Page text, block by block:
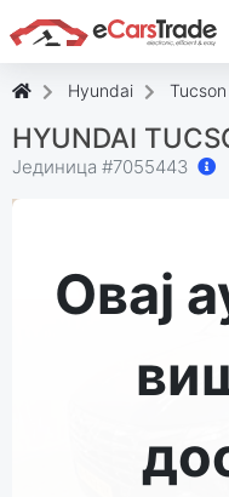
Инсталирајте веб
додајте је на свој
Hyundai Tucson
HYUNDAI
Јединица #7055443
Овај